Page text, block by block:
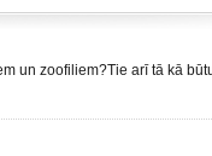
un zoofiliem?Tie arī tā kā